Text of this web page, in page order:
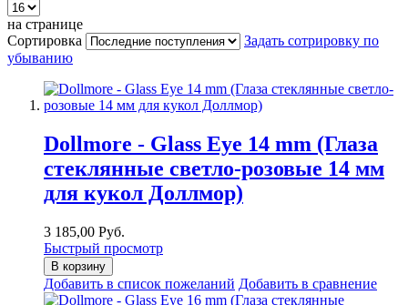
на странице
Сортировка
Задать сотрировку по
убыванию
Dollmore - Glass Eye 14 mm (Глаза
стеклянные светло-розовые 14 мм
для кукол Доллмор)
3 185,00 Руб.
Быстрый просмотр
В корзину
Добавить в список пожеланий Добавить в сравнение